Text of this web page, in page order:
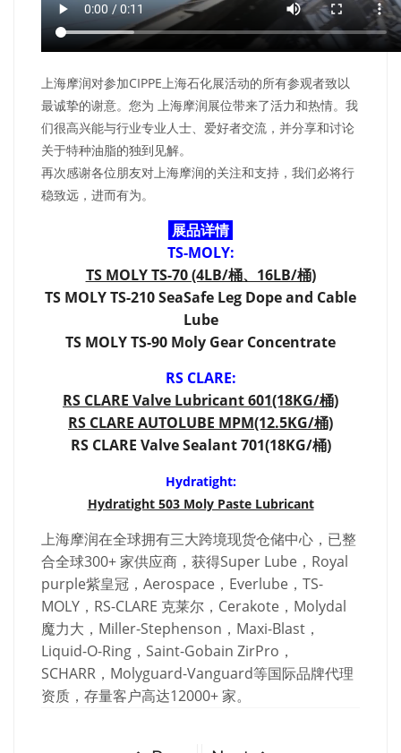
上海摩润对参加CIPPE上海石化展活动的所有参观者致以
最诚挚的谢意。您为 上海摩润展位带来了活力和热情。我
们很高兴能与行业专业人士、爱好者交流，并分享和讨论
关于特种油脂的独到见解。
再次感谢各位朋友对上海摩润的关注和支持，我们必将行
稳致远，进而有为。
展品详情
TS-MOLY:
TS MOLY TS-70 (4LB/桶、16LB/桶)
TS MOLY TS-210 SeaSafe Leg Dope and Cable
Lube
TS MOLY TS-90 Moly Gear Concentrate
RS CLARE:
RS CLARE Valve Lubricant 601(18KG/桶)
RS CLARE AUTOLUBE MPM(12.5KG/桶)
RS CLARE Valve Sealant 701(18KG/桶)
Hydratight:
Hydratight 503 Moly Paste Lubricant
上海摩润在全球拥有三大跨境现货仓储中心，已整
合全球300+ 家供应商，获得Super Lube，Royal
purple紫皇冠，Aerospace，Everlube，TS-
MOLY，RS-CLARE 克莱尔，Cerakote，Molydal
魔力大，Miller-Stephenson，Maxi-Blast，
Liquid-O-Ring，Saint-Gobain ZirPro，
SCHARR，Molyguard-Vanguard等国际品牌代理
资质，存量客户高达12000+ 家。